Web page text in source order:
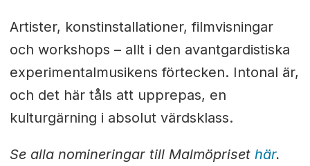
Artister, konstinstallationer, filmvisningar
och workshops – allt i den avantgardistiska
experimentalmusikens förtecken. Intonal är,
och det här tåls att upprepas, en
kulturgärning i absolut värdsklass.
Se alla nomineringar till Malmöpriset här.